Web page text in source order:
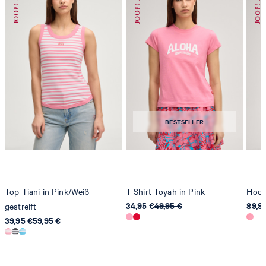
Top Tiani in Pink/Weiß
gestreift
39,95 €59,95 €
BESTSELLER
T-Shirt Toyah in Pink
34,95 €49,95 €